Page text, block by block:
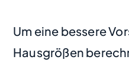
Um eine bessere
Hausgrößen